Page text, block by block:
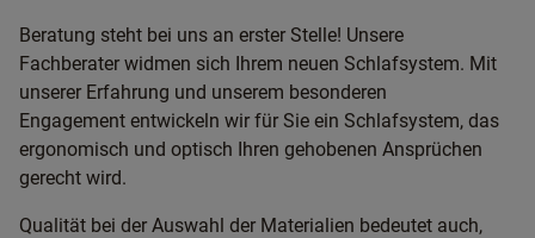
Beratung steht bei uns an erster Stelle! Unsere
Fachberater widmen sich Ihrem neuen Schlafsystem. Mit
unserer Erfahrung und unserem besonderen
Engagement entwickeln wir für Sie ein Schlafsystem, das
ergonomisch und optisch Ihren gehobenen Ansprüchen
gerecht wird.
Qualität bei der Auswahl der Materialien bedeutet auch,